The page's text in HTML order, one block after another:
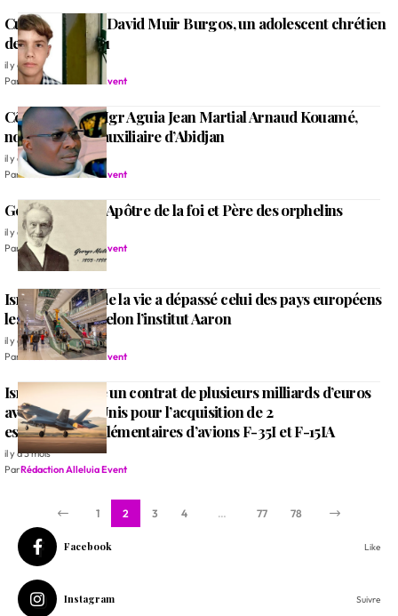
Cuba: Jonathan David Muir Burgos, un adolescent chrétien
de 16 ans détenu
il y a 3 mois
Par Rédaction Alleluia Event
Côte d’Ivoire: Mgr Aguia Jean Martial Arnaud Kouamé,
nouvel évêque auxiliaire d’Abidjan
il y a 3 mois
ParRédaction Alleluia Event
George Müller, Apôtre de la foi et Père des orphelins
il y a 3 mois
ParRédaction Alleluia Event
Israël: Le coût de la vie a dépassé celui des pays européens
les plus riches selon l’institut Aaron
il y a 3 mois
Par Rédaction Alleluia Event
Israël approuve un contrat de plusieurs milliards d’euros
avec les États-Unis pour l’acquisition de 2
escadrons supplémentaires d’avions F-35I et F-15IA
il y a 3 mois
ParRédaction Alleluia Event
1 2 3 4 … 77 78
Facebook Like
Instagram Suivre